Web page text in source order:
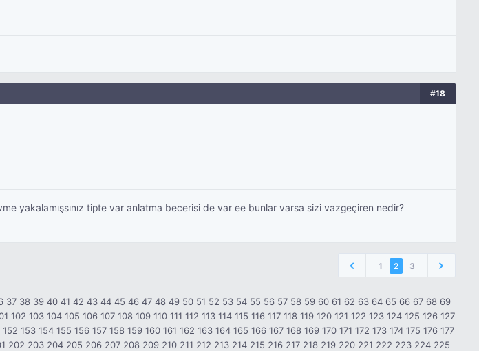
#18
yakalamışsınız tipte var anlatma becerisi de var ee bunlar varsa sizi vazgeçiren nedir?
1 2 3
37 38 39 40 41 42 43 44 45 46 47 48 49 50 51 52 53 54 55 56 57 58 59 60 61 62 63 64 65 66 67 68 69
102 103 104 105 106 107 108 109 110 111 112 113 114 115 116 117 118 119 120 121 122 123 124 125 126 127
152 153 154 155 156 157 158 159 160 161 162 163 164 165 166 167 168 169 170 171 172 173 174 175 176 177
202 203 204 205 206 207 208 209 210 211 212 213 214 215 216 217 218 219 220 221 222 223 224 225